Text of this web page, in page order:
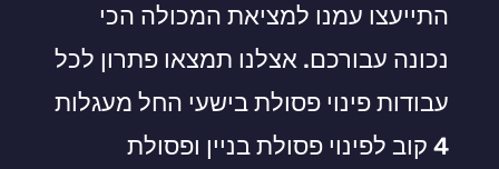
התייעצו עמנו למציאת המכולה הכי
נכונה עבורכם. אצלנו תמצאו פתרון לכל
עבודות פינוי פסולת בישעי החל מעגלות
4 קוב לפינוי פסולת בניין ופסולת